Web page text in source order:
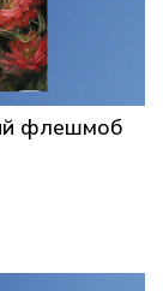
флешмоб